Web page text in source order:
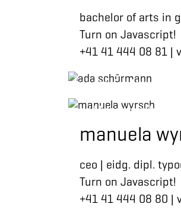
konzeption | kreation
bachelor of arts in
Turn on Javascript!
+41 41 444 08 81 |
ceo | beratung |
manuela
ceo | eidg. dipl.
Turn on Javascript!
+41 41 444 08 80 |